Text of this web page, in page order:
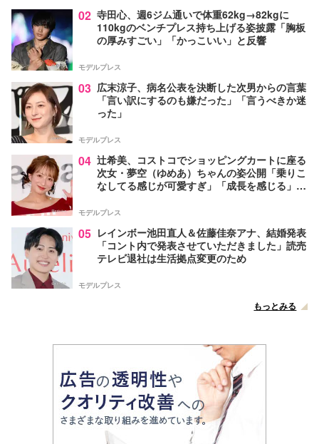
02 寺田心、週6ジム通いで体重62kg→82kgに
110kgのベンチプレス持ち上げる姿披露「胸板
の厚みすごい」「かっこいい」と反響
モデルプレス
03 広末涼子、病名公表を決断した次男からの言葉
「言い訳にするのも嫌だった」「言うべきか迷
った」
モデルプレス
04 辻希美、コストコでショッピングカートに座る
次女・夢空（ゆめあ）ちゃんの姿公開「乗りこ
なしてる感じが可愛すぎ」「成長を感じる」の
モデルプレス
05 レインボー池田直人＆佐藤佳奈アナ、結婚発表
「コント内で発表させていただきました」読売
テレビ退社は生活拠点変更のため
モデルプレス
もっとみる